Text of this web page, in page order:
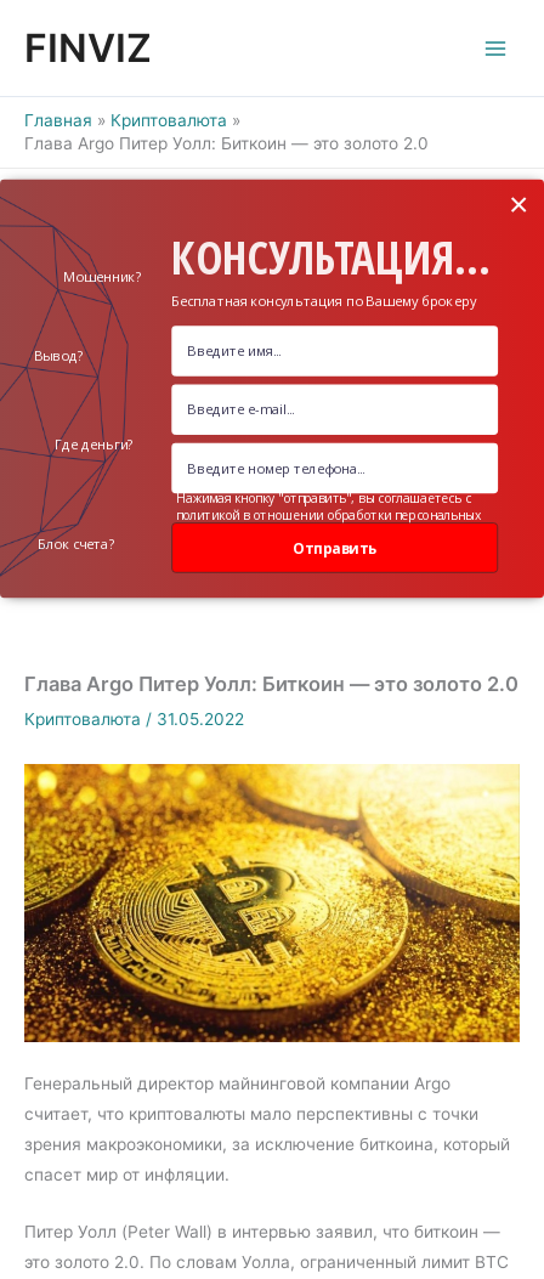
FINVIZ
Главная
Криптовалюта
Глава Argo Питер Уолл: Биткоин — это золото 2.0
КОНСУЛЬТАЦИЯ...
Бесплатная консультация по Вашему брокеру
Мошенник?
Вывод?
Где деньги?
Блок счета? Отправить
×
Нажимая кнопку "отправить", вы соглашаетесь с
политикой в отношении обработки персональных
Глава Argo Питер Уолл: Биткоин — это золото 2.0
Криптовалюта / 31.05.2022
Генеральный директор майнинговой компании Argo
считает, что криптовалюты мало перспективны с точки
зрения макроэкономики, за исключение биткоина, который
спасет мир от инфляции.
Питер Уолл (Peter Wall) в интервью заявил, что биткоин —
это золото 2.0. По словам Уолла, ограниченный лимит BTC